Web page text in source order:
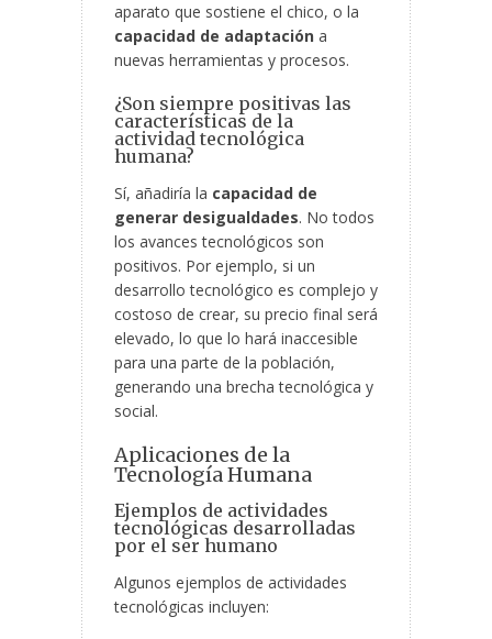
aparato que sostiene el chico, o la
capacidad de adaptación a
nuevas herramientas y procesos.
¿Son siempre positivas las
características de la
actividad tecnológica
humana?
Sí, añadiría la capacidad de
generar desigualdades. No todos
los avances tecnológicos son
positivos. Por ejemplo, si un
desarrollo tecnológico es complejo y
costoso de crear, su precio final será
elevado, lo que lo hará inaccesible
para una parte de la población,
generando una brecha tecnológica y
social.
Aplicaciones de la
Tecnología Humana
Ejemplos de actividades
tecnológicas desarrolladas
por el ser humano
Algunos ejemplos de actividades
tecnológicas incluyen: